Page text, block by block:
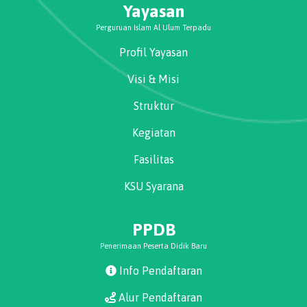
Yayasan
Perguruan Islam Al Ulum Terpadu
Profil Yayasan
Visi & Misi
Struktur
Kegiatan
Fasilitas
KSU Syarana
PPDB
Penerimaan Peserta Didik Baru
Info Pendaftaran
Alur Pendaftaran